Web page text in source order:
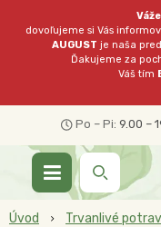
dovoľujeme si Vás
AUGUST je naša
Ďakujeme za
Váš tím
Po – Pi: 9.00 –
Úvod Trvanlivé